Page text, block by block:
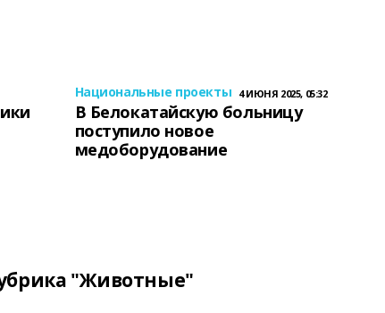
Национальные проекты 4 ИЮНЯ 2025, 05:32
В Белокатайскую больницу
поступило новое
медоборудование
"Животные"